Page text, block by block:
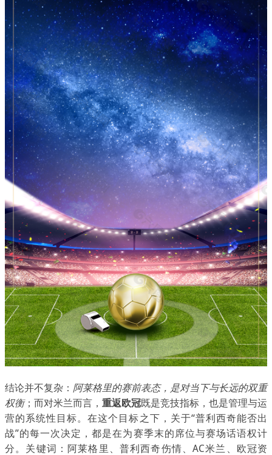
结论并不复杂： 阿莱格里的赛前表态，是对当下与长远的双重
权衡；而对米兰而言， 重返欧冠既是竞技指标，也是管理与运
营的系统性目标。在这个目标之下，关于“普利西奇能否出
战”的每一次决定，都是在为赛季末的席位与赛场话语权计
分。关键词：阿莱格里、普利西奇伤情、AC米兰、欧冠资